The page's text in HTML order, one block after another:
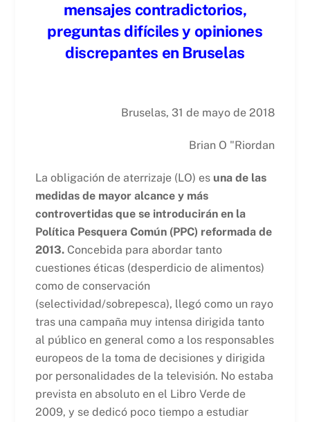
mensajes contradictorios,
preguntas difíciles y opiniones
discrepantes en Bruselas
Bruselas, 31 de mayo de 2018
Brian O "Riordan
La obligación de aterrizaje (LO) es una de las
medidas de mayor alcance y más
controvertidas que se introducirán en la
Política Pesquera Común (PPC) reformada de
2013.Concebida para abordar tanto
cuestiones éticas (desperdicio de alimentos)
como de conservación
(selectividad/sobrepesca), llegó como un rayo
tras una campaña muy intensa dirigida tanto
al público en general como a los responsables
europeos de la toma de decisiones y dirigida
por personalidades de la televisión. No estaba
prevista en absoluto en el Libro Verde de
2009, y se dedicó poco tiempo a estudiar